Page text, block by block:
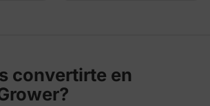
convertirte en